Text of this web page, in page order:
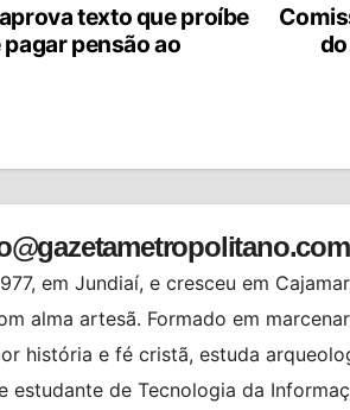
texto que proíbe
pensão ao
em Jundiaí, e cresceu em
alma artesã. Formado em
história e fé cristã, estuda
estudante de Tecnologia da